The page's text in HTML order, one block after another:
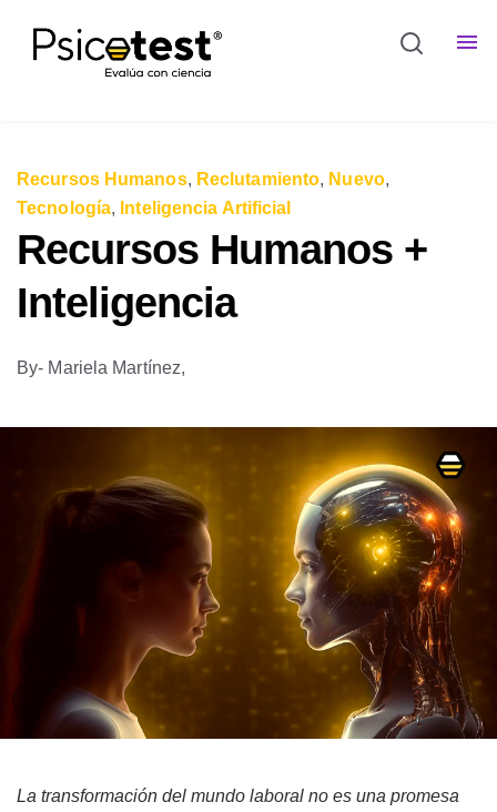
Recursos Humanos, Reclutamiento, Nuevo,
Tecnología, Inteligencia Artificial
Recursos Humanos +
Inteligencia
By- Mariela Martínez,
La transformación del mundo laboral no es una promesa